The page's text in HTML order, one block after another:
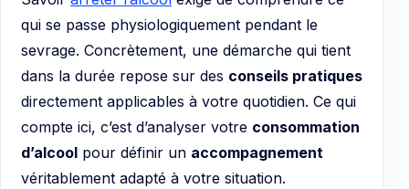
qui se passe physiologiquement pendant le
sevrage. Concrètement, une démarche qui tient
dans la durée repose sur des conseils pratiques
directement applicables à votre quotidien. Ce qui
compte ici, c’est d’analyser votre consommation
d’alcool pour définir un accompagnement
véritablement adapté à votre situation.